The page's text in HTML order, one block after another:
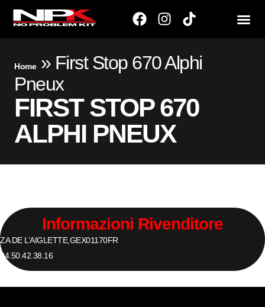
Home» First Stop 670 Alphi
Pneux
FIRST STOP 670
ALPHI PNEUX
Informazioni Rivenditore
ZA DE L’AIGLETTE,GEX01170FR
04.50.42.38.16